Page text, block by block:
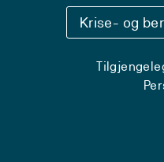
Krise- og